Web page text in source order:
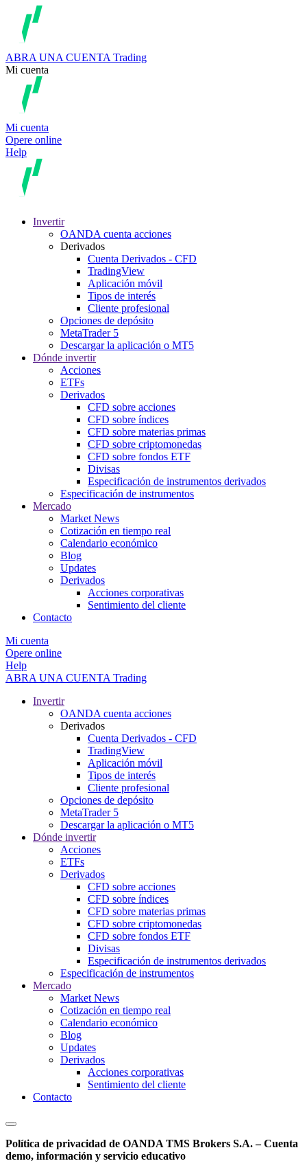
ABRA UNA CUENTA Trading
Mi cuenta
Mi cuenta
Opere online
Help
Invertir
OANDA cuenta acciones
Derivados
Cuenta Derivados - CFD
TradingView
Aplicación móvil
Tipos de interés
Cliente profesional
Opciones de depósito
MetaTrader 5
Descargar la aplicación o MT5
Dónde invertir
Acciones
ETFs
Derivados
CFD sobre acciones
CFD sobre índices
CFD sobre materias primas
CFD sobre criptomonedas
CFD sobre fondos ETF
Divisas
Especificación de instrumentos derivados
Especificación de instrumentos
Mercado
Market News
Cotización en tiempo real
Calendario económico
Blog
Updates
Derivados
Acciones corporativas
Sentimiento del cliente
Contacto
Mi cuenta
Opere online
Help
ABRA UNA CUENTA Trading
Invertir
OANDA cuenta acciones
Derivados
Cuenta Derivados - CFD
TradingView
Aplicación móvil
Tipos de interés
Cliente profesional
Opciones de depósito
MetaTrader 5
Descargar la aplicación o MT5
Dónde invertir
Acciones
ETFs
Derivados
CFD sobre acciones
CFD sobre índices
CFD sobre materias primas
CFD sobre criptomonedas
CFD sobre fondos ETF
Divisas
Especificación de instrumentos derivados
Especificación de instrumentos
Mercado
Market News
Cotización en tiempo real
Calendario económico
Blog
Updates
Derivados
Acciones corporativas
Sentimiento del cliente
Contacto
Política de privacidad de OANDA TMS Brokers S.A. – Cuenta
demo, información y servicio educativo